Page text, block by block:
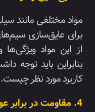
برای عایق‌سازی
از این مواد
بنابراین باید توجه
کاربرد مورد نظر چیست.
4. مقاومت در برابر عوامل محیطی